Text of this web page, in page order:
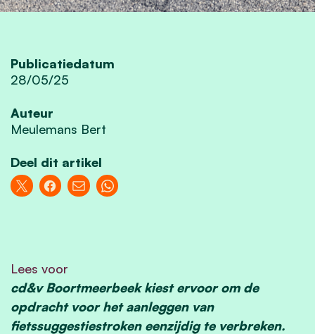
Publicatiedatum
28/05/25
Auteur
Meulemans Bert
Deel dit artikel
Lees voor
cd&v Boortmeerbeek kiest ervoor om de
opdracht voor het aanleggen van
fietssuggestiestroken eenzijdig te verbreken.